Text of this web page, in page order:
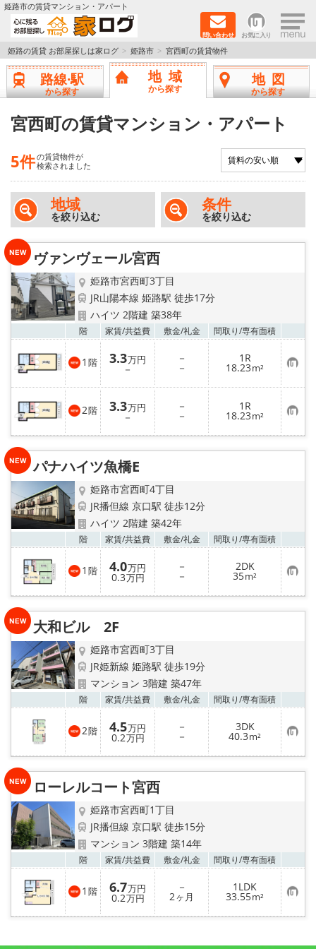
姫路市の賃貸マンション・アパート
問い合わせ お気に入り ×
TOPページ
新築物件
ペットOK物件
戸建物件
保証人不要物件
初期費用リーズナブル物件
都市ガス物件
路線·駅から探す
地域から探す
地図から探す
スタッフ
店舗情報·アクセス
会社概要
メールでお問い合わせ
姫路の賃貸 お部屋探しは家ログ 姫路市 宮西町の賃貸物件
路線·駅
から探す
地域
から探す
地図
から探す
宮西町の賃貸マンション・アパート
5件の賃貸物件が
検索されました
地域
を絞り込む
条件
を絞り込む
ヴァンヴェール宮西
姫路市宮西町3丁目
JR山陽本線 姫路駅 徒歩17分
ハイツ 2階建 築38年
階 家賃/共益費 敷金/礼金 間取り/専有面積
1 階 3.3万円
－
－
－
1R
18.23m² お
気
に
入
り
登
録
2階 3.3万円
－
－
－
1R
18.23m² お
気
に
り
パナハイツ魚橋E
姫路市宮西町4丁目
JR播但線 京口駅 徒歩12分
ハイツ 2階建 築42年
階 家賃/共益費 敷金/礼金 間取り/専有面積
1 階 4.0万円
0.3万円
－
－
2DK
35m² お
気
に
り
大和ビル 2F
姫路市宮西町3丁目
JR姫新線 姫路駅 徒歩19分
マンション 3階建 築47年
階 家賃/共益費 敷金/礼金 間取り/専有面積
2階 4.5万円
0.2万円
－
－
3DK
40.3m² お
気
に
り
ローレルコート宮西
姫路市宮西町1丁目
JR播但線 京口駅 徒歩15分
マンション 3階建 築14年
階 家賃/共益費 敷金/礼金 間取り/専有面積
1 階 6.7万円
0.2万円
－
2ヶ月
1LDK
33.55m² お
気
に
登